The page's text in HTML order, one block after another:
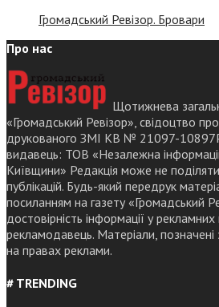
Громадський Ревізор. Бровари
Про нас
Щотижнева
«Громадський Ревізор», свідоцтво
друкованого ЗМІ КВ № 21097-
видавець: ТОВ «Незалежна
Київщини» Редакція може не
публікацій. Будь-який передрук
посиланням на газету «Громадський
достовірність інформації у
рекламодавець. Матеріали,
на правах реклами.
# TRENDING